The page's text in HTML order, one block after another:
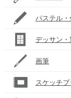
パステル
デッサン
画筆
スケッチ